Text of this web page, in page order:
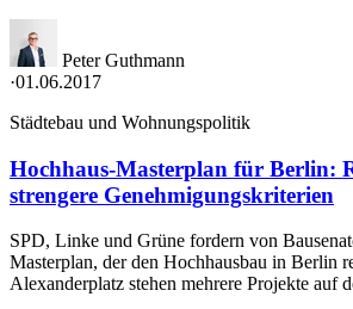
Peter Guthmann
·01.06.2017
Städtebau und Wohnungspolitik
Hochhaus-Masterplan für Berlin:
strengere Genehmigungskriterien
SPD, Linke und Grüne fordern von
Masterplan, der den Hochhausbau in Berlin
Alexanderplatz stehen mehrere Projekte auf